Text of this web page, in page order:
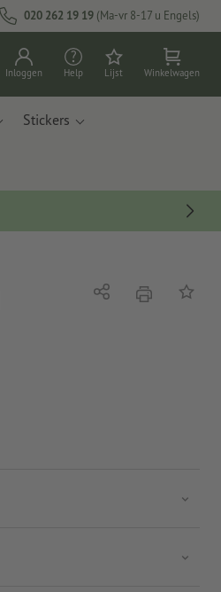
020 262 19 19 (Ma-vr 8-17 u Engels)
Inloggen Help Lijst Winkelwagen
Stickers
Delen afdrukkenOp de